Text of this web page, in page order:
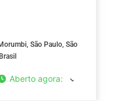
São Paulo, São
Aberto agora: